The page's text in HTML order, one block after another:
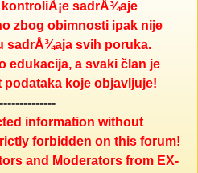
kontroliÅ¡e sadrÅ¾aje
zbog obimnosti ipak nije
sadrÅ¾aja svih poruka.
edukacija, a svaki član je
koje objavljuje!
information without
forbidden on this forum!
and Moderators from EX-